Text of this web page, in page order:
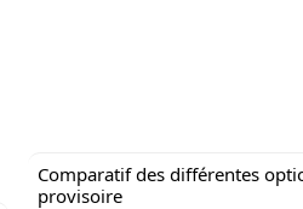
Comparatif des différentes
provisoire